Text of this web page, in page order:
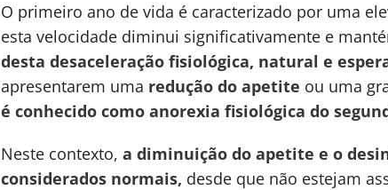
O primeiro ano de vida é caracterizado por uma
esta velocidade diminui significativamente e
desta desaceleração fisiológica, natural e
apresentarem uma redução do apetite ou uma
é conhecido como anorexia fisiológica do
Neste contexto, a diminuição do apetite e o
considerados normais, desde que não estejam